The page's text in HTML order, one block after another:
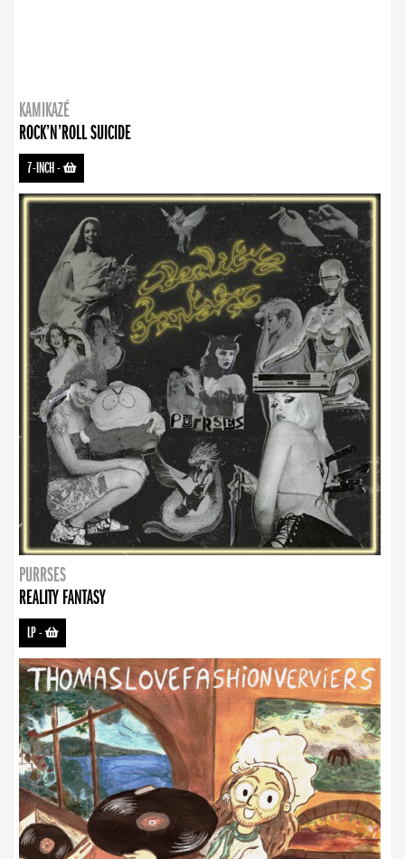
KAMIKAZÉ
ROCK’N’ROLL SUICIDE
7-INCH-
PURRSES
REALITY FANTASY
LP-